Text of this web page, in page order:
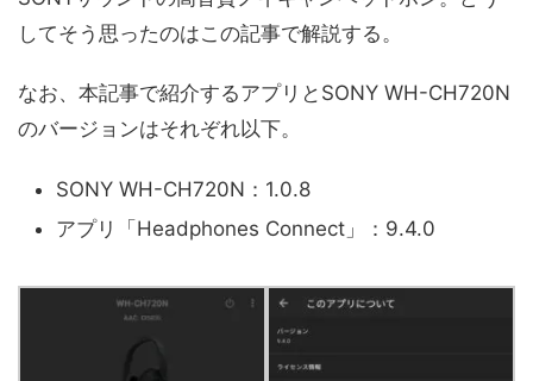
してそう思ったのはこの記事で解説する。
なお、本記事で紹介するアプリとSONY WH-CH720N
のバージョンはそれぞれ以下。
SONY WH-CH720N：1.0.8
アプリ「Headphones Connect」：9.4.0